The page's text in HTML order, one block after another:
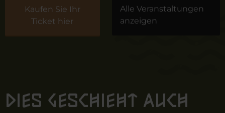
Kaufen Sie Ihr
Ticket hier
Alle Veranstaltungen
anzeigen
Dies geschieht auch